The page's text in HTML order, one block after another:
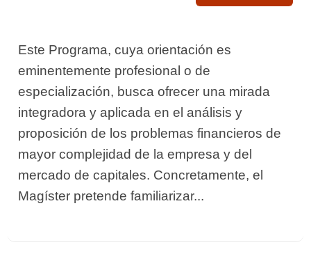
Este Programa, cuya orientación es
eminentemente profesional o de
especialización, busca ofrecer una mirada
integradora y aplicada en el análisis y
proposición de los problemas financieros de
mayor complejidad de la empresa y del
mercado de capitales. Concretamente, el
Magíster pretende familiarizar...